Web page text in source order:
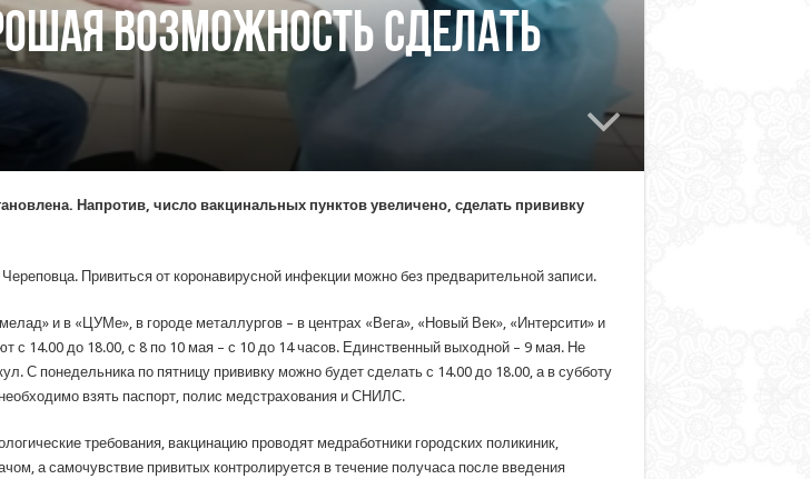
возможность сделать
Напротив, число вакцинальных пунктов увеличено, сделать прививку
Привиться от коронавирусной инфекции можно без предварительной записи.
и в «ЦУМе», в городе металлургов – в центрах «Вега», «Новый Век», «Интерсити» и
с 14.00 до 18.00, с 8 по 10 мая – с 10 до 14 часов. Единственный выходной – 9 мая. Не
С понедельника по пятницу прививку можно будет сделать с 14.00 до 18.00, а в субботу
взять паспорт, полис медстрахования и СНИЛС.
требования, вакцинацию проводят медработники городских поликиник,
а самочувствие привитых контролируется в течение получаса после введения